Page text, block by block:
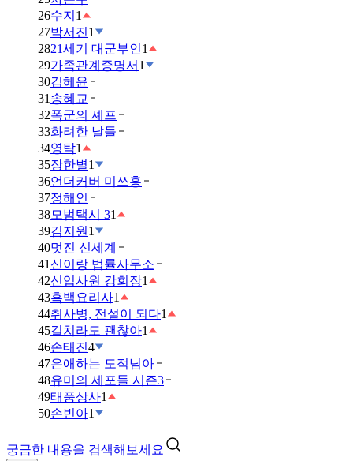
26수지 1
27박서진1
2821세기 대군부인1
29가족관계증명서 1
30김혜윤
31 송혜교
32폭군의 셰프
33화려한 날들
34영탁1
35장한별1
36언더커버 미쓰홍
37정해인
38모범택시 31
39김지원 1
40멋진 신세계
41 신이랑 법률사무소
42신입사원 강회장1
43흑백요리사1
44취사병, 전설이 되다1
45길치라도 괜찮아1
46손태진4
47은애하는 도적님아
48유미의 세포들 시즌3
49태풍상사1
50손빈아1
궁금한 내용을 검색해보세요